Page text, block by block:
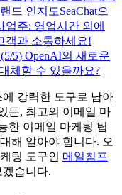
드 인지도SeaChat으
업주: 영업시간 외에
객과 소통하세요!
5) OpenAI의 새로운
체할 수 있을까요?
강력한 도구로 남아
든, 최고의 이메일 마
한 이메일 마케팅 팁
해 알아야 합니다. 오
팅 도구인 메일침프
습니다.